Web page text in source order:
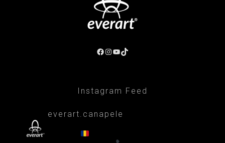
Facebook
Instagram
YouTube
TikTok
Instagram Feed
everart.canapele